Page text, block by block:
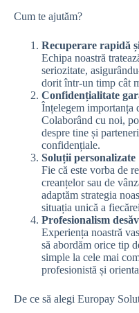
Cum te ajutăm?
Recuperare rapidă
Echipa noastră
seriozitate,
dorit într-un timp cât
Confidențialitate
Înțelegem importanța
Colaborând cu noi,
despre tine și
confidențiale.
Soluții personalizate
Fie că este vorba de
creanțelor sau de
adaptăm strategia
situația unică a
Profesionalism
Experiența noastră
să abordăm orice tip
simple la cele mai
profesionistă și
De ce să alegi Europay